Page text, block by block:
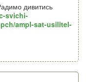
дивитись
svichi-
ampl-sat-usilitel-